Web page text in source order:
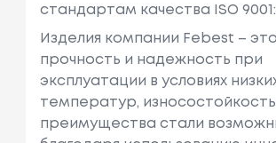
стандартам качества ISO
Изделия компании Febest – это
прочность и надежность при
эксплуатации в условиях
температур,
преимущества стали